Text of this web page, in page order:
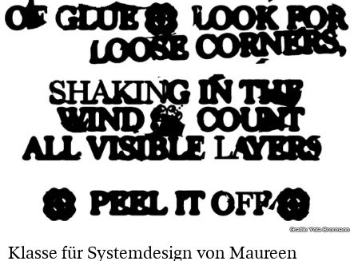
Grafik: Yola Brormann
Grafik: Yola Brormann
Klasse für Systemdesign von Maureen